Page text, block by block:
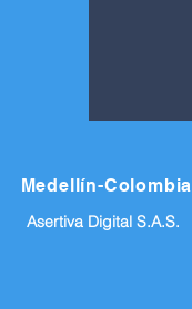
Medellín-Colombia
Asertiva Digital S.A.S.